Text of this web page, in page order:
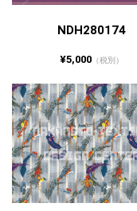
NDH280174
¥5,000 （税別）